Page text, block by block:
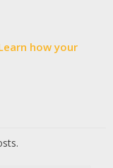
how your